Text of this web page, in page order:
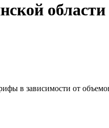
области
в зависимости от